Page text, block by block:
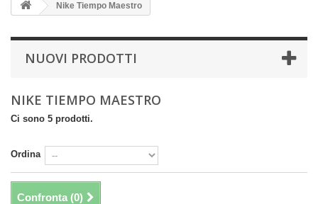
Nike Tiempo Maestro
NUOVI PRODOTTI
NIKE TIEMPO MAESTRO
Ci sono 5 prodotti.
Ordina
Confronta (0)